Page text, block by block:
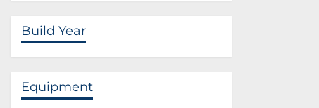
Build Year
Equipment